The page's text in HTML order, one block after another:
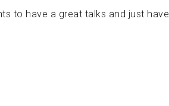
to have a great talks and just have